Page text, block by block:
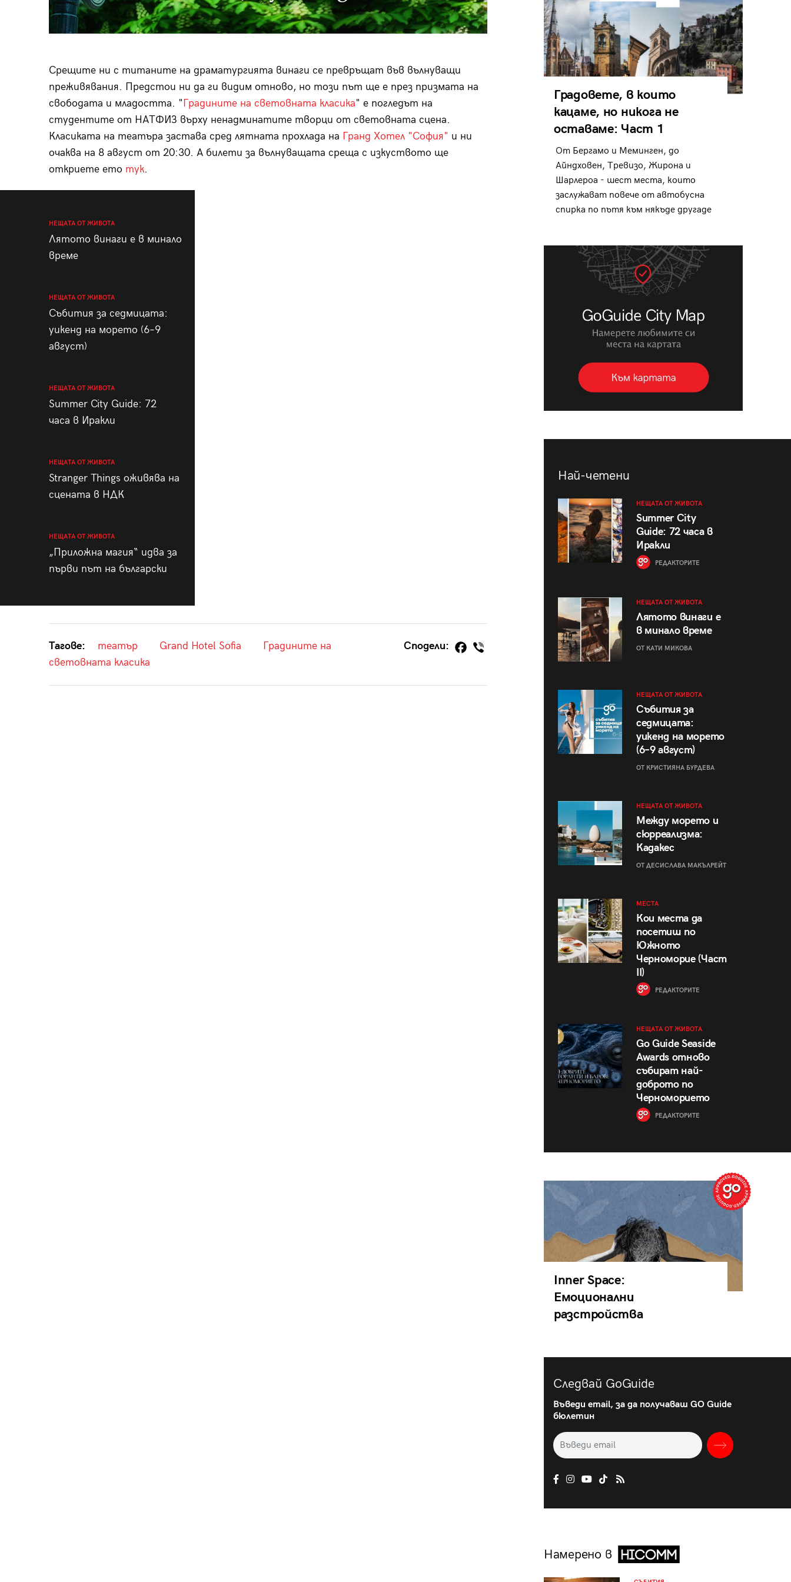
Срещите ни с титаните на драматургията винаги се превръщат във вълнуващи
преживявания. Предстои ни да ги видим отново, но този път ще е през призмата на
свободата и младостта. "Градините на световната класика" е погледът на
студентите от НАТФИЗ върху ненадминатите творци от световната сцена.
Класиката на театъра застава сред лятната прохлада на Гранд Хотел "София" и ни
очаква на 8 август от 20:30. А билети за вълнуващата среща с изкуството ще
откриете ето тук.
НЕЩАТА ОТ ЖИВОТА
Лятото винаги е в минало
време
НЕЩАТА ОТ ЖИВОТА
Събития за седмицата:
уикенд на морето (6–9
август)
НЕЩАТА ОТ ЖИВОТА
Summer City Guide: 72
часа в Иракли
НЕЩАТА ОТ ЖИВОТА
Stranger Things оживява на
сцената в НДК
НЕЩАТА ОТ ЖИВОТА
„Приложна магия“ идва за
първи път на български
Тагове: театър Grand Hotel Sofia
Градините на
световната класика
Сподели:
Градовете, в които
кацаме, но никога не
оставаме: Част 1
От Бергамо и Меминген, до
Айндховен, Тревизо, Жирона и
Шарлероа - шест места, които
заслужават повече от автобусна
спирка по пътя към някъде другаде
Най-четени
НЕЩАТА ОТ ЖИВОТА
Summer City
Guide: 72 часа в
Иракли
РЕДАКТОРИТЕ
НЕЩАТА ОТ ЖИВОТА
Лятото винаги е
в минало време
ОТ КАТИ МИКОВА
НЕЩАТА ОТ ЖИВОТА
Събития за
седмицата:
уикенд на морето
(6–9 август)
ОТ КРИСТИЯНА БУРДЕВА
НЕЩАТА ОТ ЖИВОТА
Между морето и
сюрреализма:
Кадакес
ОТ ДЕСИСЛАВА МАКЪЛРЕЙТ
МЕСТА
Кои места да
посетиш по
Южното
Черноморие (Част
II)
РЕДАКТОРИТЕ
НЕЩАТА ОТ ЖИВОТА
Go Guide Seaside
Awards отново
събират най-
доброто по
Черноморието
РЕДАКТОРИТЕ
Inner Space:
Емоционални
разстройства
Следвай GoGuide
Въведи email, за да получаваш GO Guide
бюлетин
Намерено в